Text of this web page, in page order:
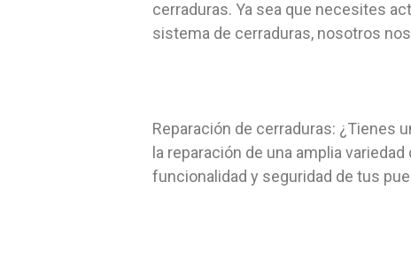
cerraduras. Ya sea que necesites
sistema de cerraduras, nosotros
Reparación de cerraduras: ¿Tienes
la reparación de una amplia
funcionalidad y seguridad de tus